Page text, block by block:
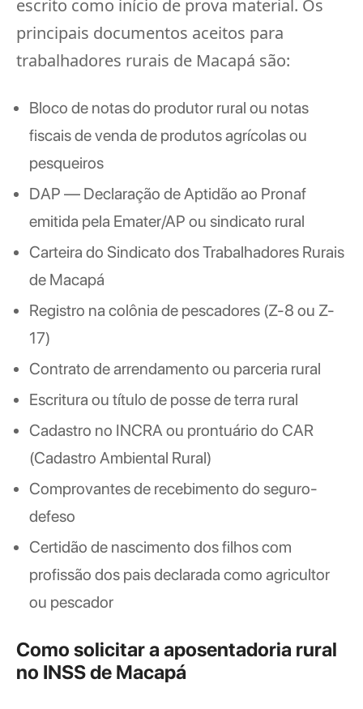
escrito como início de prova material. Os
principais documentos aceitos para
trabalhadores rurais de Macapá são:
Bloco de notas do produtor rural ou notas
fiscais de venda de produtos agrícolas ou
pesqueiros
DAP — Declaração de Aptidão ao Pronaf
emitida pela Emater/AP ou sindicato rural
Carteira do Sindicato dos Trabalhadores Rurais
de Macapá
Registro na colônia de pescadores (Z-8 ou Z-
17)
Contrato de arrendamento ou parceria rural
Escritura ou título de posse de terra rural
Cadastro no INCRA ou prontuário do CAR
(Cadastro Ambiental Rural)
Comprovantes de recebimento do seguro-
defeso
Certidão de nascimento dos filhos com
profissão dos pais declarada como agricultor
ou pescador
Como solicitar a aposentadoria rural
no INSS de Macapá